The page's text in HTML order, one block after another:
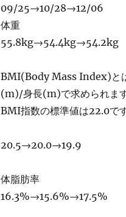
09/25→10/28→12/06
体重
55.8kg→54.4kg→54.2kg
BMI(Body Mass Index)と
(m)/身長(m)で求められます
BMI指数の標準値は22.0です
20.5→20.0→19.9
体脂肪率
16.3%→15.6%→17.5%